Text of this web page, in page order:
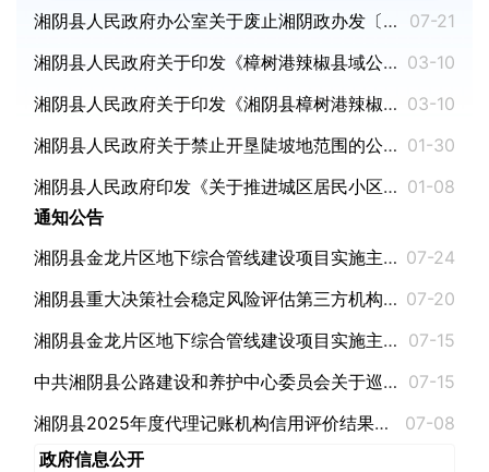
湘阴县人民政府办公室关于废止湘阴政办发〔2023〕17号文件的通知
07-21
湘阴县人民政府关于印发《樟树港辣椒县域公用品牌管理办法》的通知 03-10
湘阴县人民政府关于印发《湘阴县樟树港辣椒专用标识管理办法》的通知 03-10
湘阴县人民政府关于禁止开垦陡坡地范围的公告 01-30
湘阴县人民政府印发《关于推进城区居民小区物业管理工作的实施意见》的通知 01-08
通知公告
湘阴县金龙片区地下综合管线建设项目实施主体（项目法人）公开招商中标公告 07-24
湘阴县重大决策社会稳定风险评估第三方机构名单公示 07-20
湘阴县金龙片区地下综合管线建设项目实施主体（项目法人）招商公告 07-15
中共湘阴县公路建设和养护中心委员会关于巡察整改进展情况的通报 07-15
湘阴县2025年度代理记账机构信用评价结果公示
07-08
政府信息公开